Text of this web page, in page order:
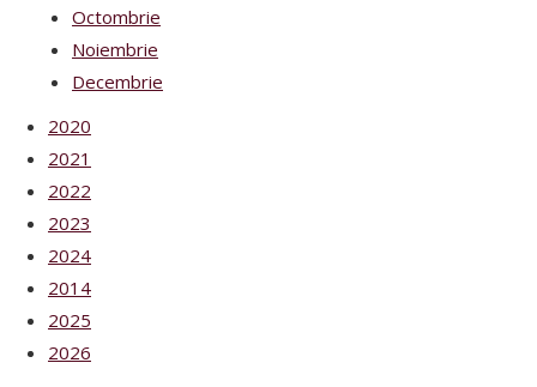
Octombrie
Noiembrie
Decembrie
2020
2021
2022
2023
2024
2014
2025
2026